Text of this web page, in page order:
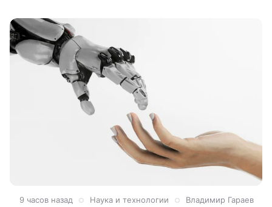
9 часов назад Наука и технологии Владимир Гараев